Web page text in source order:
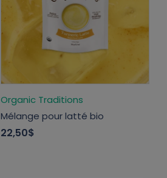
Organic Traditions
Mélange pour latté bio
22,50$